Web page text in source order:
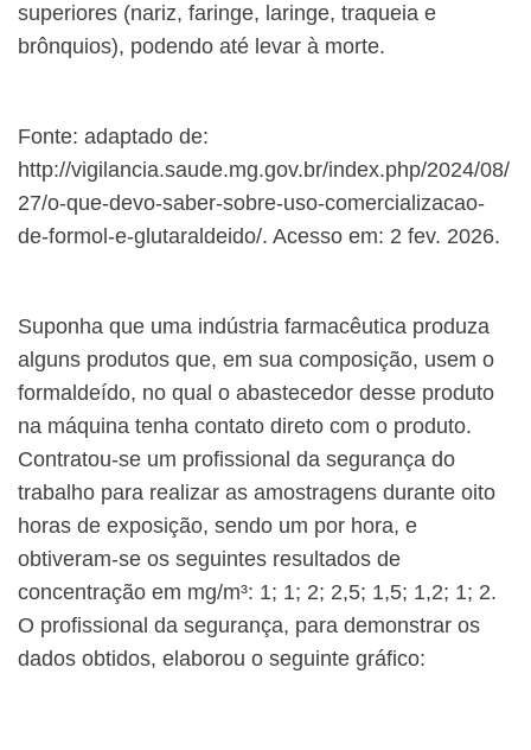
superiores (nariz, faringe, laringe, traqueia e
brônquios), podendo até levar à morte.
Fonte: adaptado de:
http://vigilancia.saude.mg.gov.br/index.php/2024/08/
27/o-que-devo-saber-sobre-uso-comercializacao-
de-formol-e-glutaraldeido/. Acesso em: 2 fev. 2026.
Suponha que uma indústria farmacêutica produza
alguns produtos que, em sua composição, usem o
formaldeído, no qual o abastecedor desse produto
na máquina tenha contato direto com o produto.
Contratou-se um profissional da segurança do
trabalho para realizar as amostragens durante oito
horas de exposição, sendo um por hora, e
obtiveram-se os seguintes resultados de
concentração em mg/m³: 1; 1; 2; 2,5; 1,5; 1,2; 1; 2.
O profissional da segurança, para demonstrar os
dados obtidos, elaborou o seguinte gráfico: